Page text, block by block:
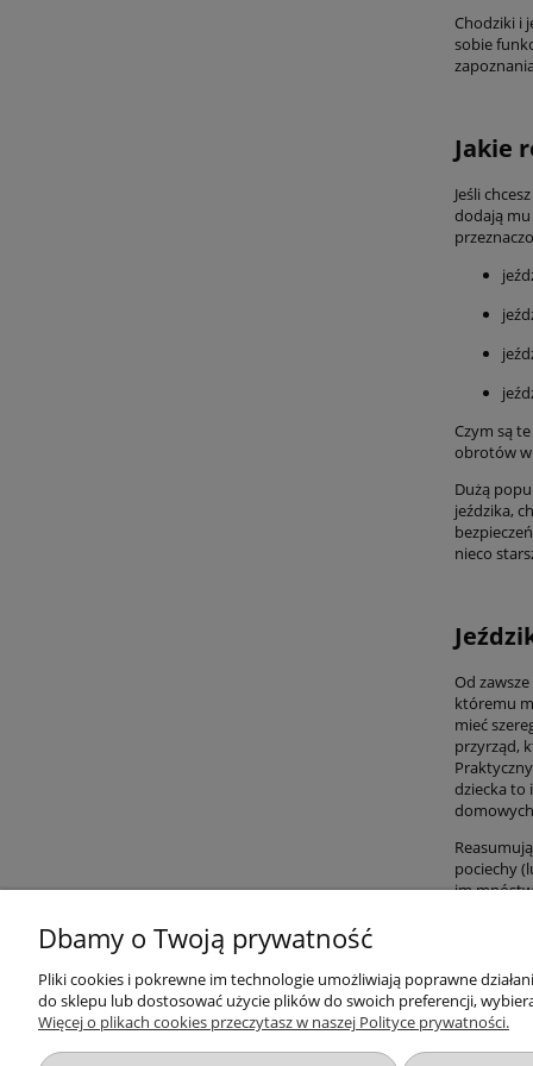
Chodziki i
sobie
Jakie
Jeśli
dodają mu
Czym są
obrotów w
Dużą
jeździka,
nieco
Od
któremu
mieć
przyrząd,
dziecka to
pociechy
im
Przydatne linki
Nowości
Promocje
Warunki
Regulaminy
Zwroty i
Dbamy o Twoją prywatność
Pliki cookies i pokrewne im technologie umożliwiają poprawne
do sklepu lub dostosować użycie plików do swoich preferencji,
Więcej o plikach cookies przeczytasz w naszej Polityce prywatności.